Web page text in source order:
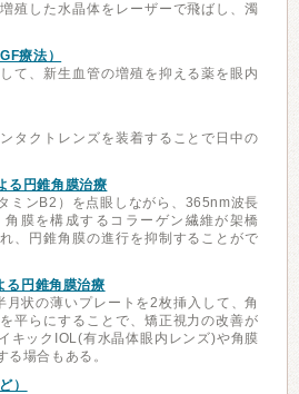
殖した水晶体をレーザーで飛ばし、濁
療法）
て、新生血管の増殖を抑える薬を眼内
タクトレンズを装着することで日中の
る円錐角膜治療
ミンB2）を点眼しながら、365nm波長
膜を構成するコラーゲン繊維が架橋
、円錐角膜の進行を抑制することがで
る円錐角膜治療
状の薄いプレートを2枚挿入して、角
平らにすることで、矯正視力の改善が
キックIOL(有水晶体眼内レンズ)や角膜
る場合もある。
）